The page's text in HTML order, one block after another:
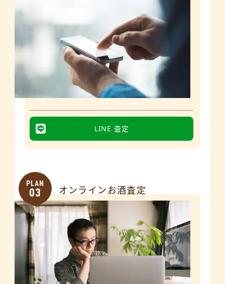
LINE 査定
PLAN
03 オンラインお酒査定